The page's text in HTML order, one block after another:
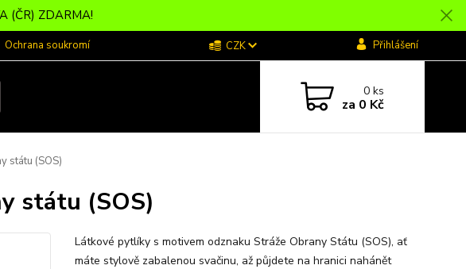
(ČR) ZDARMA!
Ochrana soukromí CZK Přihlášení
0ks
za 0 Kč
státu (SOS)
státu (SOS)
Látkové pytlíky s motivem odznaku Stráže Obrany Státu (SOS), ať
máte stylově zabalenou svačinu, až půjdete na hranici nahánět